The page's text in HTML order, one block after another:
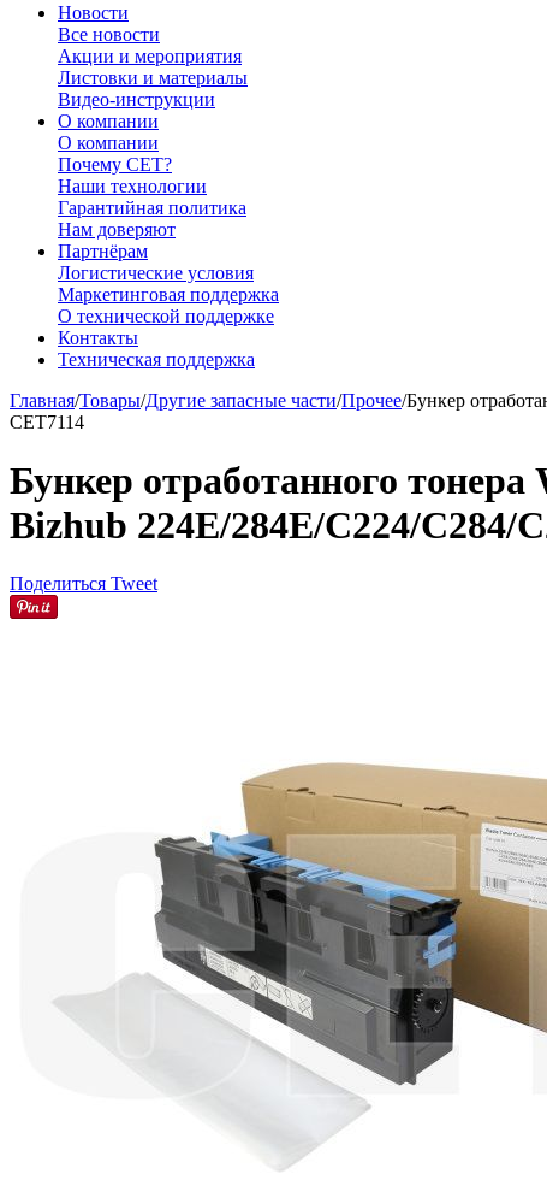
Новости
Все новости
Акции и мероприятия
Листовки и материалы
Видео-инструкции
О компании
О компании
Почему CET?
Наши технологии
Гарантийная политика
Нам доверяют
Партнёрам
Логистические условия
Маркетинговая поддержка
О технической поддержке
Контакты
Техническая поддержка
Главная/Товары/Другие запасные части/Прочее/Бункер
CET7114
Бункер отработанного
Bizhub 224E/284E/C224/C284/
Поделиться Tweet